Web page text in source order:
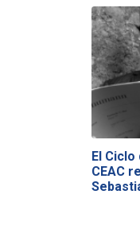
El Ciclo
CEAC